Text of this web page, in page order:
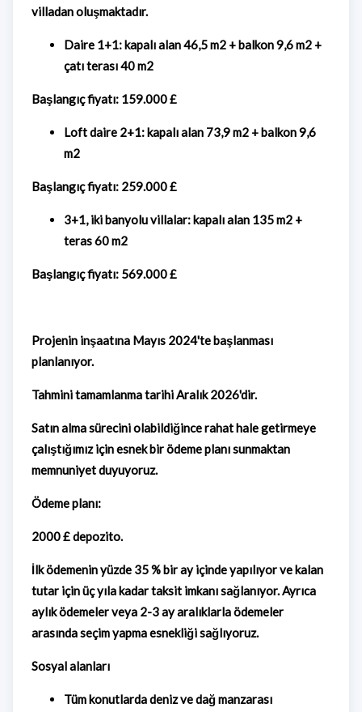
villadan oluşmaktadır.
Daire 1+1: kapalı alan 46,5 m2 + balkon 9,6 m2 +
çatı terası 40 m2
Başlangıç ​​fiyatı: 159.000 £
Loft daire 2+1: kapalı alan 73,9 m2 + balkon 9,6
m2
Başlangıç ​​fiyatı: 259.000 £
3+1, iki banyolu villalar: kapalı alan 135 m2 +
teras 60 m2
Başlangıç ​​fiyatı: 569.000 £
Projenin inşaatına Mayıs 2024'te başlanması
planlanıyor.
Tahmini tamamlanma tarihi Aralık 2026'dir.
Satın alma sürecini olabildiğince rahat hale getirmeye
çalıştığımız için esnek bir ödeme planı sunmaktan
memnuniyet duyuyoruz.
Ödeme planı:
2000 £ depozito.
İlk ödemenin yüzde 35 % bir ay içinde yapılıyor ve kalan
tutar için üç yıla kadar taksit imkanı sağlanıyor. Ayrıca
aylık ödemeler veya 2-3 ay aralıklarla ödemeler
arasında seçim yapma esnekliği sağlıyoruz.
Sosyal alanları
Tüm konutlarda deniz ve dağ manzarası